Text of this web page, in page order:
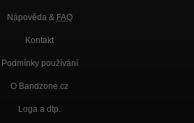
Nápověda & FAQ
Kontakt
Podmínky používání
O Bandzone.cz
Loga a dtp.